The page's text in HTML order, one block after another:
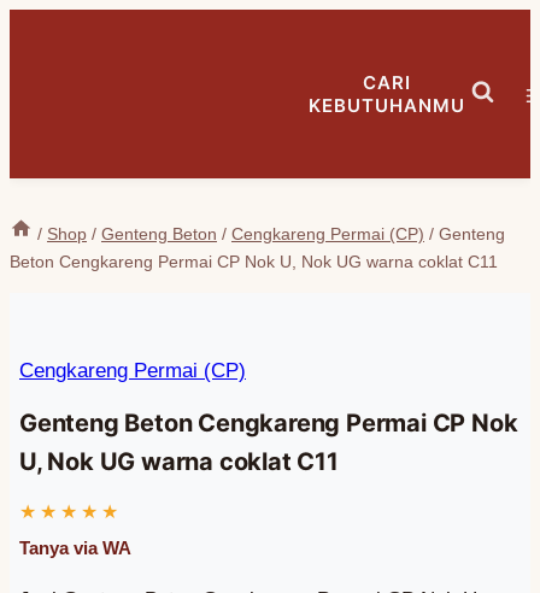
CARI
KEBUTUHANMU
/ Shop / Genteng Beton / Cengkareng Permai (CP) / Genteng
Beton Cengkareng Permai CP Nok U, Nok UG warna coklat C11
Cengkareng Permai (CP)
Genteng Beton Cengkareng Permai CP Nok
U, Nok UG warna coklat C11